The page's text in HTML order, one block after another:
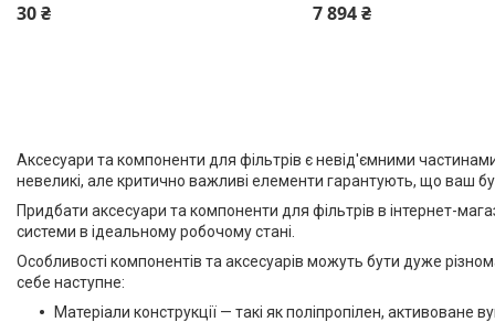
30 ₴ 7 894 ₴
Аксесуари та компоненти для фільтрів є невід'ємними
невеликі, але критично важливі елементи гарантують, що ваш
Придбати аксесуари та компоненти для фільтрів в інтернет-
системи в ідеальному робочому стані.
Особливості компонентів та аксесуарів можуть бути дуже
себе наступне:
Матеріали конструкції — такі як поліпропілен, активоване